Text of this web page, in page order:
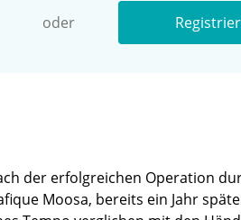
oder
der erfolgreichen Operation
Moosa, bereits ein Jahr